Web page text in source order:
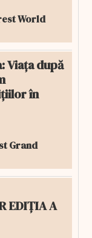
World
Viața după
în
Grand
EDIȚIA A